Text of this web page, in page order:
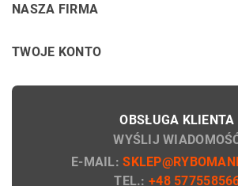
NASZA FIRMA
TWOJE KONTO
OBSŁUGA KLIENTA
WYŚLIJ
E-MAIL:
TEL.:+48